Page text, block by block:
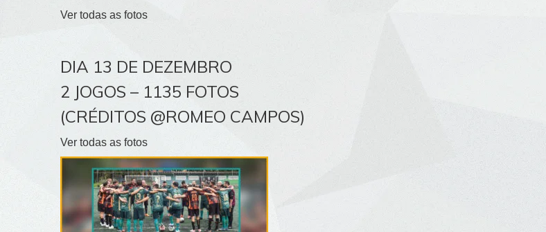
Ver todas as fotos
DIA 13 DE DEZEMBRO
2 JOGOS – 1135 FOTOS
(CRÉDITOS @ROMEO CAMPOS)
Ver todas as fotos